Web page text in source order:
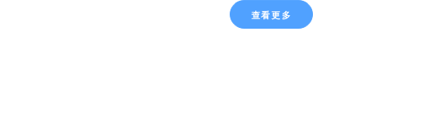
查看更多